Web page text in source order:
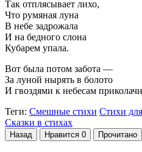
Так отплясывает лихо,
Что румяная луна
В небе задрожала
И на бедного слона
Кубарем упала.
Вот была потом забота —
За луной нырять в болото
И гвоздями к небесам
Теги: Смешные стихи Стихи
Сказки в стихах
Назад Нравится 0 Прочитано